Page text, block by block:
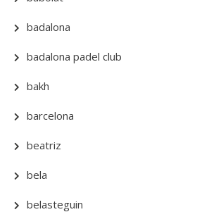
badalona
badalona padel club
bakh
barcelona
beatriz
bela
belasteguin